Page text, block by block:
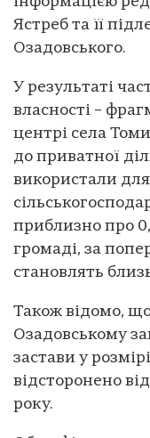
Ястреб та її
Озадовського.
У результаті
власності –
центрі села
до приватної
використали
приблизно про
громаді, за
становлять
Також відомо,
Озадовському
застави у
відсторонено
року.